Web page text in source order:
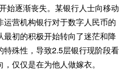
始逐渐丧失。某银行人士向移动
营机构银行对于数字人民币的
初的积极开始转向了迷茫和降
殊性，导致2.5层银行现阶段看
仅仅是在为他人做嫁衣。